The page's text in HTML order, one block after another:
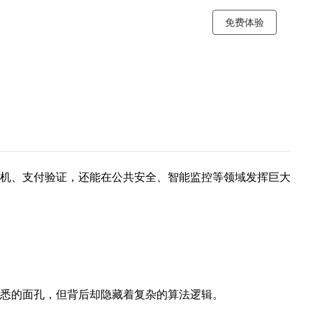
免费体验
、支付验证，还能在公共安全、智能监控等领域发挥巨大
面孔，但背后却隐藏着复杂的算法逻辑。